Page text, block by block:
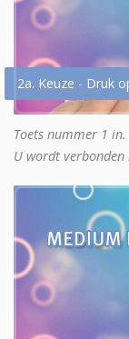
2a. Keuze - Druk
Toets nummer 1 in.
U wordt verbonden